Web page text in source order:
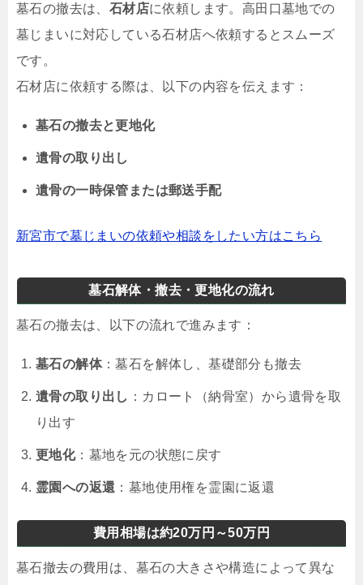
墓石の撤去は、 石材店に依頼します。高田口墓地での
墓じまいに対応している石材店へ依頼するとスムーズ
です。
石材店に依頼する際は、以下の内容を伝えます：
墓石の撤去と更地化
遺骨の取り出し
遺骨の一時保管または郵送手配
新宮市で墓じまいの依頼や相談をしたい方はこちら
墓石解体・撤去・更地化の流れ
墓石の撤去は、以下の流れで進みます：
墓石の解体：墓石を解体し、基礎部分も撤去
遺骨の取り出し ：カロート（納骨室）から遺骨を取
り出す
更地化：墓地を元の状態に戻す
霊園への返還 ：墓地使用権を霊園に返還
費用相場は約20万円～50万円
墓石撤去の費用は、墓石の大きさや構造によって異な